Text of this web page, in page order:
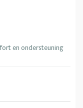
en ondersteuning